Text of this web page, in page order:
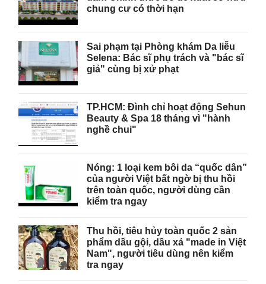
chung cư có thời hạn
Sai phạm tại Phòng khám Da liễu
Selena: Bác sĩ phụ trách và "bác sĩ
giả" cùng bị xử phạt
TP.HCM: Đình chỉ hoạt động Sehun
Beauty & Spa 18 tháng vì "hành
nghề chui"
Nóng: 1 loại kem bôi da “quốc dân”
của người Việt bất ngờ bị thu hồi
trên toàn quốc, người dùng cần
kiểm tra ngay
Thu hồi, tiêu hủy toàn quốc 2 sản
phẩm dầu gội, dầu xả "made in Việt
Nam", người tiêu dùng nên kiểm
tra ngay